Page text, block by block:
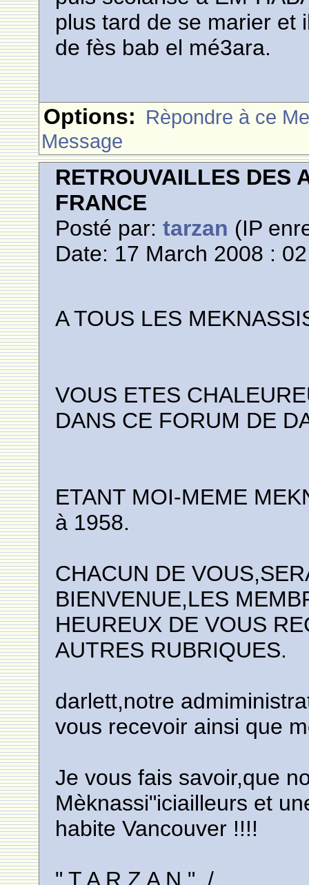
plus tard de se marier et
de fès bab el mé3ara.
Options: Rèpondre à ce
Message
RETROUVAILLES DES
FRANCE
Posté par:tarzan (IP
Date: 17 March 2008 :
A TOUS LES
VOUS ETES
DANS CE FORUM DE
ETANT MOI-MEME
à 1958.
CHACUN DE
BIENVENUE,LES
HEUREUX DE VOUS
AUTRES RUBRIQUES.
darlett,notre
vous recevoir ainsi que
Je vous fais savoir,que
Mèknassi"iciailleurs et
habite Vancouver !!!!
" T A R Z A N " ./.